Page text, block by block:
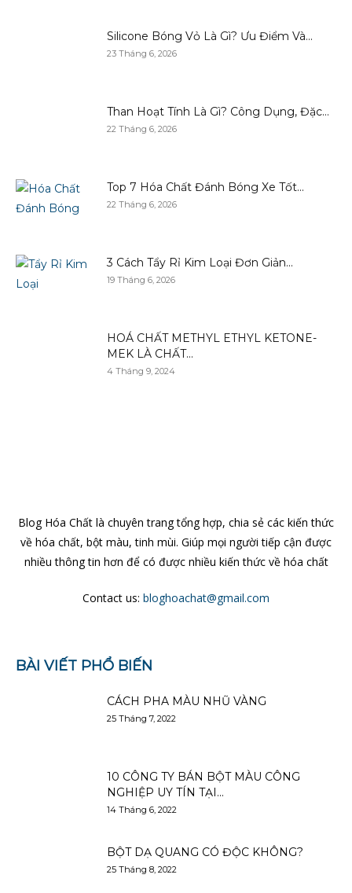
Silicone Bóng Vỏ Là Gì? Ưu Điểm Và...
23 Tháng 6, 2026
Than Hoạt Tính Là Gì? Công Dụng, Đặc...
22 Tháng 6, 2026
Top 7 Hóa Chất Đánh Bóng Xe Tốt...
22 Tháng 6, 2026
3 Cách Tẩy Rỉ Kim Loại Đơn Giản...
19 Tháng 6, 2026
HOÁ CHẤT METHYL ETHYL KETONE-
MEK LÀ CHẤT...
4 Tháng 9, 2024
Blog Hóa Chất là chuyên trang tổng hợp, chia sẻ các kiến thức
về hóa chất, bột màu, tinh mùi. Giúp mọi người tiếp cận được
nhiều thông tin hơn để có được nhiều kiến thức về hóa chất
Contact us: bloghoachat@gmail.com
BÀI VIẾT PHỔ BIẾN
CÁCH PHA MÀU NHŨ VÀNG
25 Tháng 7, 2022
10 CÔNG TY BÁN BỘT MÀU CÔNG
NGHIỆP UY TÍN TẠI...
14 Tháng 6, 2022
BỘT DẠ QUANG CÓ ĐỘC KHÔNG?
25 Tháng 8, 2022